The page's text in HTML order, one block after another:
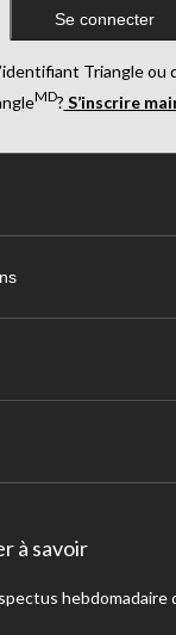
Se connecter
Triangle
MD? S’inscrire
à savoir
hebdomadaire